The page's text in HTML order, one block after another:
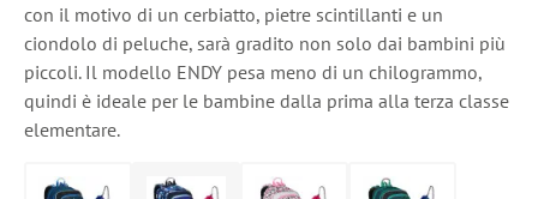
con il motivo di un cerbiatto, pietre scintillanti e un
ciondolo di peluche, sarà gradito non solo dai bambini più
piccoli. Il modello ENDY pesa meno di un chilogrammo,
quindi è ideale per le bambine dalla prima alla terza classe
elementare.